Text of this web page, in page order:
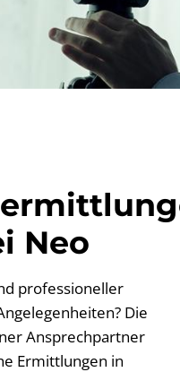
Neo
professioneller
Die
Ansprechpartner
Ermittlungen in